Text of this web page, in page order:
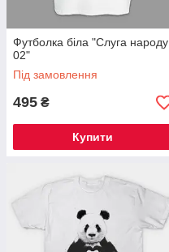
Футболка біла "Слуга народу
02"
Під замовлення
495 ₴
Купити